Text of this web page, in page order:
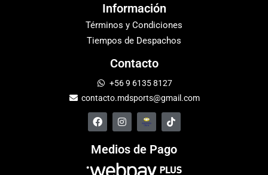
Información
Términos y Condiciones
Tiempos de Despachos
Contacto
+56 9 6135 8127
contacto.mdsports@gmail.com
Medios de Pago